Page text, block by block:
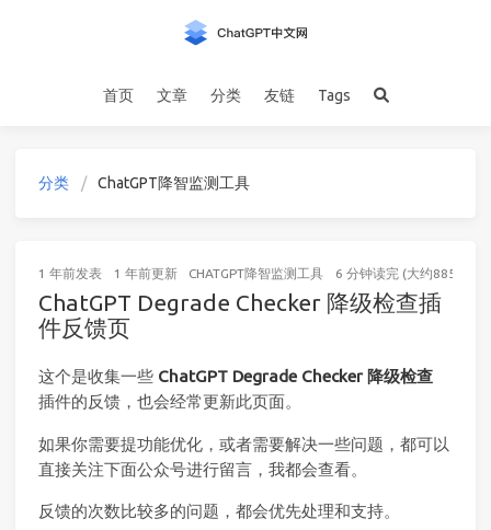
首页 文章 分类 友链 Tags
分类 ChatGPT降智监测工具
1 年前发表 1 年前更新 CHATGPT降智监测工具 6 分钟读完 (大约885个字)
ChatGPT Degrade Checker 降级检查插
件反馈页
这个是收集一些 ChatGPT Degrade Checker 降级检查
插件的反馈，也会经常更新此页面。
如果你需要提功能优化，或者需要解决一些问题，都可以
直接关注下面公众号进行留言，我都会查看。
反馈的次数比较多的问题，都会优先处理和支持。